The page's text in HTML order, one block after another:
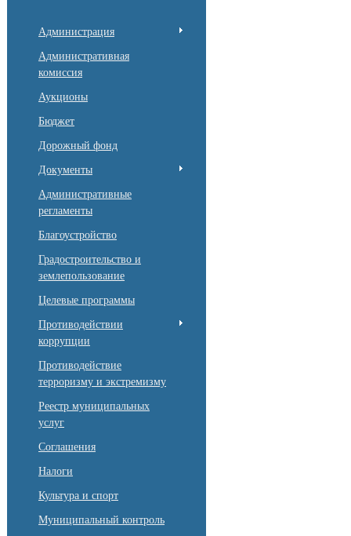
Администрация
Административная
комиссия
Аукционы
Бюджет
Дорожный фонд
Документы
Административные
регламенты
Благоустройство
Градостроительство и
землепользование
Целевые программы
Противодействии
коррупции
Противодействие
терроризму и экстремизму
Реестр муниципальных
услуг
Соглашения
Налоги
Культура и спорт
Муниципальный контроль